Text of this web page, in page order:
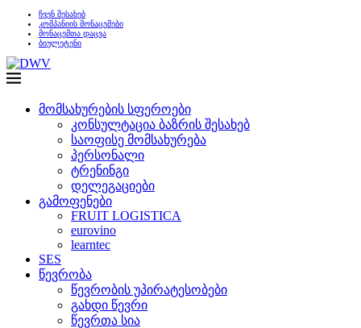
ჩვენ შესახებ
კომპანიის მონაცემები
მონაცემთა დაცვა
ბიულეტენი
მომსახურების სფეროები
კონსულტაცია ბაზრის შესახებ
საოფისე მომსახურება
პერსონალი
ტრენინგი
დელეგაციები
გამოფენები
FRUIT LOGISTICA
eurovino
learntec
SES
წევრობა
წევრობის უპირატესობები
გახდი წევრი
წევრთა სია